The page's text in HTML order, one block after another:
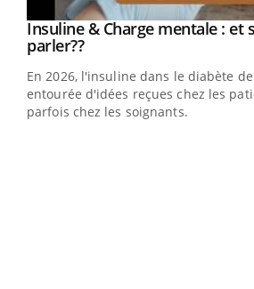
Youtube
Insuline & Charge mentale : et
parler??Youtube
En 2026, l'insuline dans le diabète
entourée d'idées reçues chez les
parfois chez les soignants.